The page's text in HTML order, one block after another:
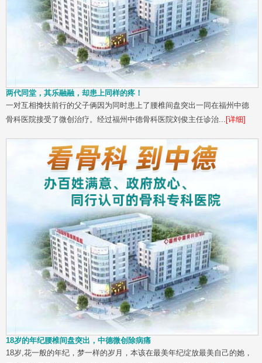
两代同堂，其乐融融，却患上同样的疼！
一对互相搀扶前行的父子俩因为同时患上了腰椎间盘突出一同在福州中德
骨科医院接受了微创治疗。经过福州中德骨科医院刘俊主任诊治... [详细]
18岁的年纪腰椎间盘突出，中德微创除病痛
18岁,花一般的年纪，梦一样的岁月，本该在最美年纪绽放最美自己的她，